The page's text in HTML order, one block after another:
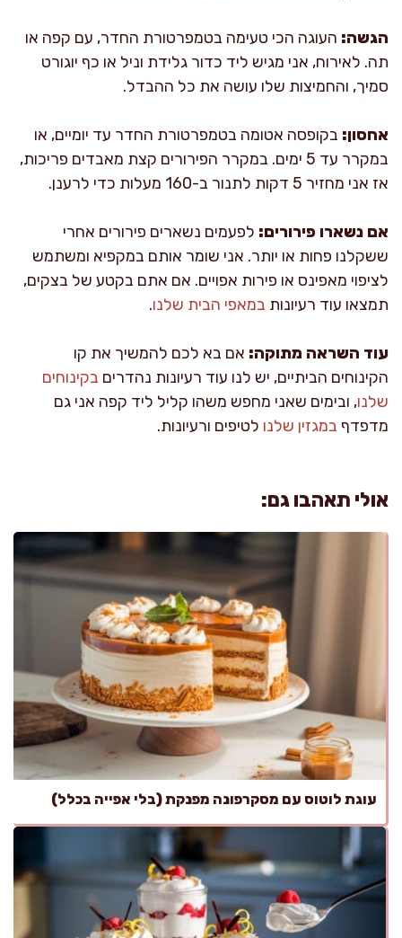
הגשה: העוגה הכי טעימה בטמפרטורת החדר, עם קפה או
תה. לאירוח, אני מגיש ליד כדור גלידת וניל או כף יוגורט
סמיך, והחמיצות שלו עושה את כל ההבדל.
אחסון: בקופסה אטומה בטמפרטורת החדר עד יומיים, או
במקרר עד 5 ימים. במקרר הפירורים קצת מאבדים פריכות,
אז אני מחזיר 5 דקות לתנור ב-160 מעלות כדי לרענן.
אם נשארו פירורים: לפעמים נשארים פירורים אחרי
ששקלנו פחות או יותר. אני שומר אותם במקפיא ומשתמש
לציפוי מאפינס או פירות אפויים. אם אתם בקטע של בצקים,
תמצאו עוד רעיונות במאפי הבית שלנו.
עוד השראה מתוקה: אם בא לכם להמשיך את קו
הקינוחים הביתיים, יש לנו עוד רעיונות נהדרים בקינוחים
שלנו, ובימים שאני מחפש משהו קליל ליד קפה אני גם
מדפדף במגזין שלנו לטיפים ורעיונות.
אולי תאהבו גם:
עוגת לוטוס עם מסקרפונה מפנקת (בלי אפייה בכלל)